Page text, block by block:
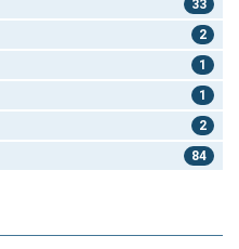
33
2
1
1
2
84